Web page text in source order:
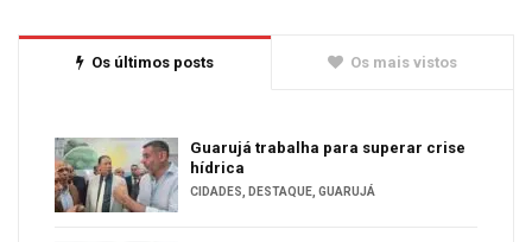
Os últimos posts Os mais vistos
Guarujá trabalha para superar crise
hídrica
CIDADES, DESTAQUE, GUARUJÁ